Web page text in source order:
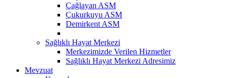
Çağlayan ASM
Çukurkuyu ASM
Demirkent ASM
Sağlıklı Hayat Merkezi
Merkezimizde Verilen Hizmetler
Sağlıklı Hayat Merkezi Adresimiz
Mevzuat